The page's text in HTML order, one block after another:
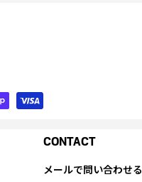
CONTACT
メールで問い合わせる